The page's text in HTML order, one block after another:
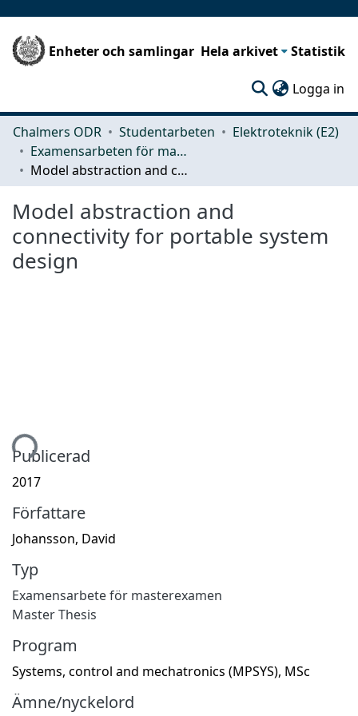
Enheter och samlingar Hela arkivet Statistik
Logga in
Chalmers ODR Studentarbeten
Elektroteknik (E2)
Examensarbeten för masterexamen
Model abstraction and connectivity for portable system design
Model abstraction and
connectivity for portable system
design
Publicerad
2017
Författare
Johansson, David
Typ
Examensarbete för masterexamen
Master Thesis
Program
Systems, control and mechatronics (MPSYS), MSc
Ämne/nyckelord